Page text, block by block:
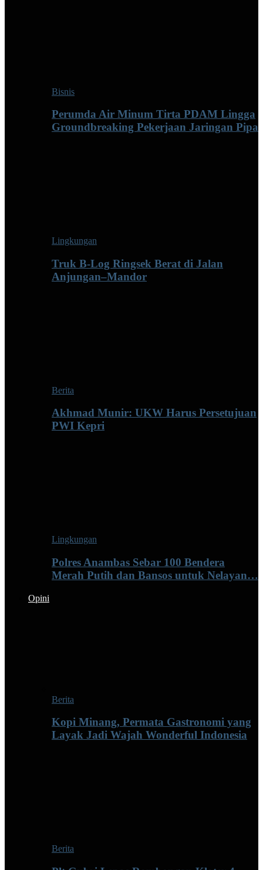
Bisnis
Perumda Air Minum Tirta PDAM Lingga
Groundbreaking Pekerjaan Jaringan Pipa
Lingkungan
Truk B-Log Ringsek Berat di Jalan
Anjungan–Mandor
Berita
Akhmad Munir: UKW Harus Persetujuan
PWI Kepri
Lingkungan
Polres Anambas Sebar 100 Bendera
Merah Putih dan Bansos untuk Nelayan…
Opini
Berita
Kopi Minang, Permata Gastronomi yang
Layak Jadi Wajah Wonderful Indonesia
Berita